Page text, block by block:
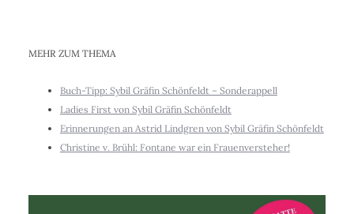
MEHR ZUM THEMA
Buch-Tipp: Sybil Gräfin Schönfeldt – Sonderappell
Ladies First von Sybil Gräfin Schönfeldt
Erinnerungen an Astrid Lindgren von Sybil Gräfin Schönfeldt
Christine v. Brühl: Fontane war ein Frauenversteher!